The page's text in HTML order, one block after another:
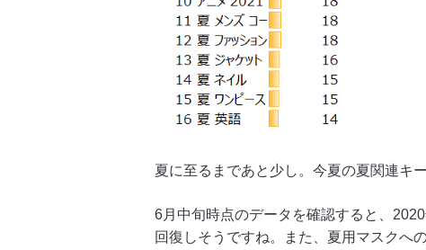
夏に至るまであと少し。今夏の夏関連キ
6月中旬時点のデータを確認すると、
回復しそうですね。また、夏用マスクへ